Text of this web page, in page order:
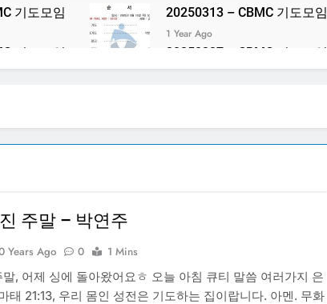
기도모임 20250313 – CBMC 기도모임
1 Year Ago
기도모임 20250227 – CBMC 기도모임
1 Year Ago
주말 – 박연주
Years Ago 0
1 Mins
, 어제 싱에 돌아왔어요ㅎ 오늘 아침 큐티 말씀 여러가지 은
태 21:13, 우리 몸인 성전은 기도하는 집이랍니다. 아멘. 무화